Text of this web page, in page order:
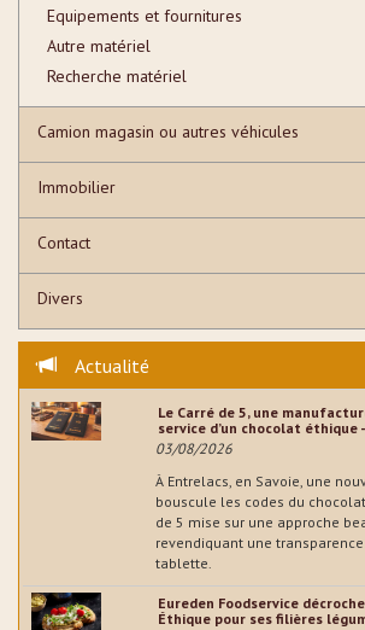
Equipements et fournitures
Autre matériel
Recherche matériel
Camion magasin ou autres véhicules
Immobilier
Contact
Divers
Actualité
Le Carré de 5, une
service d’un chocolat éthique
03/08/2026
À Entrelacs, en Savoie, une
bouscule les codes du
de 5 mise sur une approche
revendiquant une
tablette.
Eureden Foodservice
Éthique pour ses filières